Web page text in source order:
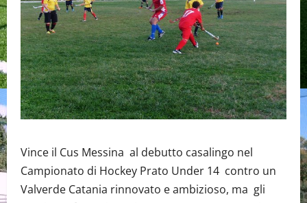
Vince il Cus Messina al debutto casalingo nel
Campionato di Hockey Prato Under 14 contro un
Valverde Catania rinnovato e ambizioso, ma gli